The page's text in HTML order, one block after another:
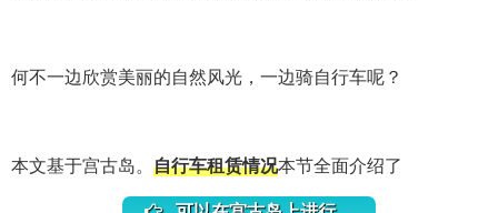
何不一边欣赏美丽的自然风光，一边骑自行车呢？
本文基于宫古岛。 自行车租赁情况本节全面介绍了